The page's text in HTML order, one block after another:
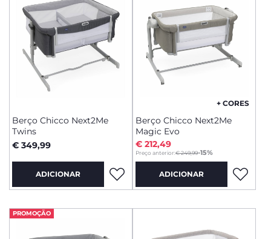
Berço Chicco Next2Me
Twins
€ 349,99
ADICIONAR
+ CORES
Berço Chicco Next2Me
Magic Evo
Preço anterior:€ 249,99-15%
to
€ 212,49
ADICIONAR
PROMOÇÃO